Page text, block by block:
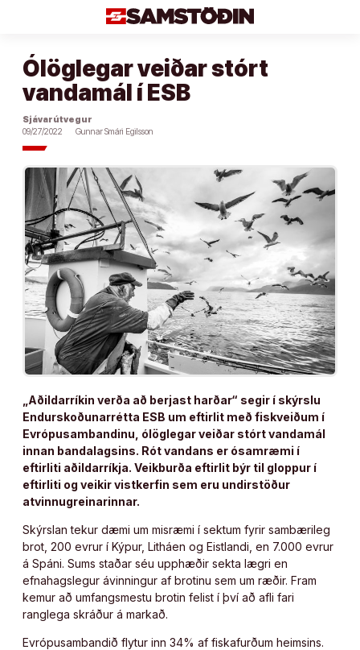
Ólöglegar veiðar stórt
vandamál í ESB
Sjávarútvegur
09/27/2022
Gunnar Smári Egilsson
„Aðildarríkin verða að berjast harðar“ segir í skýrslu
Endurskoðunarrétta ESB um eftirlit með fiskveiðum í
Evrópusambandinu, ólöglegar veiðar stórt vandamál
innan bandalagsins. Rót vandans er ósamræmi í
eftirliti aðildarríkja. Veikburða eftirlit býr til gloppur í
eftirliti og veikir vistkerfin sem eru undirstöður
atvinnugreinarinnar.
Skýrslan tekur dæmi um misræmi í sektum fyrir sambærileg
brot, 200 evrur í Kýpur, Litháen og Eistlandi, en 7.000 evrur
á Spáni. Sums staðar séu upphæðir sekta lægri en
efnahagslegur ávinningur af brotinu sem um ræðir. Fram
kemur að umfangsmestu brotin felist í því að afli fari
ranglega skráður á markað.
Evrópusambandið flytur inn 34% af fiskafurðum heimsins.